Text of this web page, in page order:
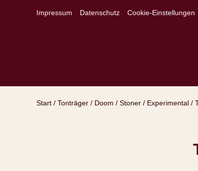
Impressum Datenschutz Cookie-Einstellungen
Start / Tonträger / Doom / Stoner / Experimental /